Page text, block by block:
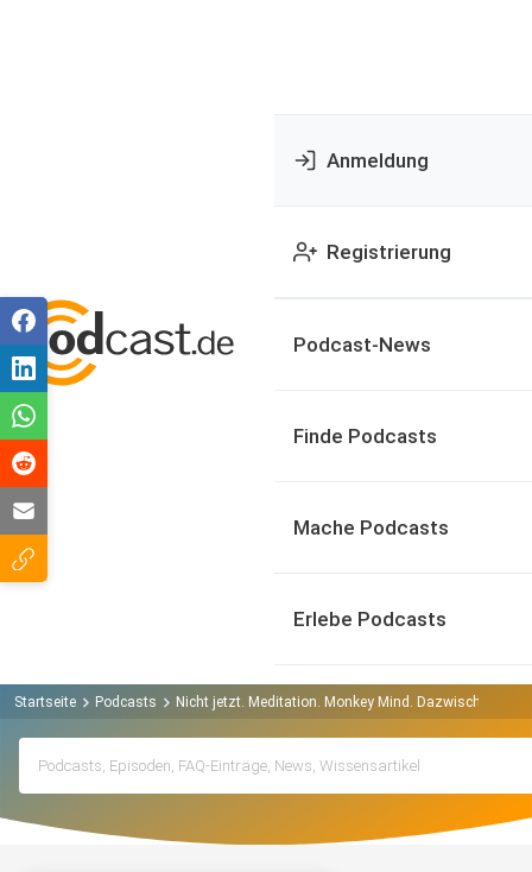
Anmeldung
Registrierung
Podcast-News
Finde Podcasts
Mache Podcasts
Erlebe Podcasts
Startseite Podcasts Nicht jetzt. Meditation. Monkey Mind. Dazwischen das